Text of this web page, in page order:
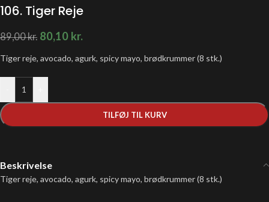
106. Tiger Reje
89,00kr. 80,10 kr.
Tiger reje, avocado, agurk, spicy mayo, brødkrummer (8 stk.)
TILFØJ TIL KURV
Beskrivelse
Tiger reje, avocado, agurk, spicy mayo, brødkrummer (8 stk.)